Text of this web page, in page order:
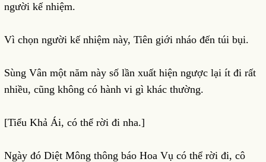
người kế nhiệm.
Vì chọn người kế nhiệm này, Tiên giới nháo đến túi bụi.
Sùng Vân một năm này số lần xuất hiện ngược lại ít đi rất
nhiều, cũng không có hành vi gì khác thường.
[Tiểu Khả Ái, có thể rời đi nha.]
Ngày đó Diệt Mông thông báo Hoa Vụ có thể rời đi, cô